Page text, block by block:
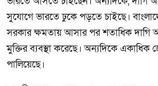
সুযোগে ভারতে ঢুকে পড়তে চাইছে।
সরকার ক্ষমতায় আসার পর শতাধিক দাগি
মুক্তির ব্যবস্থা করেছে। অন্যদিকে একাধিক
পালিয়েছে।